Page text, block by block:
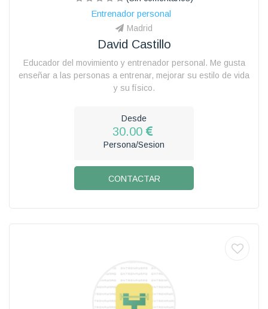
Entrenador personal
Madrid
David Castillo
Educador del movimiento y entrenador personal. Me gusta
enseñar a las personas a entrenar, mejorar su estilo de vida
y su físico.
Desde
30.00
Persona/Sesion
CONTACTAR